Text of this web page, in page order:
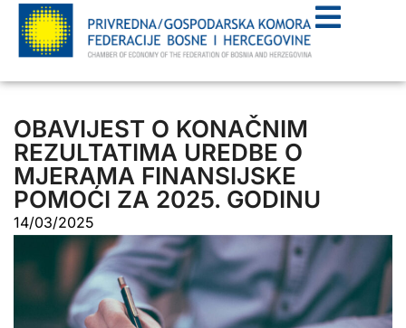
OBAVIJEST O KONAČNIM
REZULTATIMA UREDBE O
MJERAMA FINANSIJSKE
POMOĆI ZA 2025. GODINU
14/03/2025